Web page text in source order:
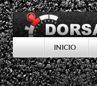
INICIO